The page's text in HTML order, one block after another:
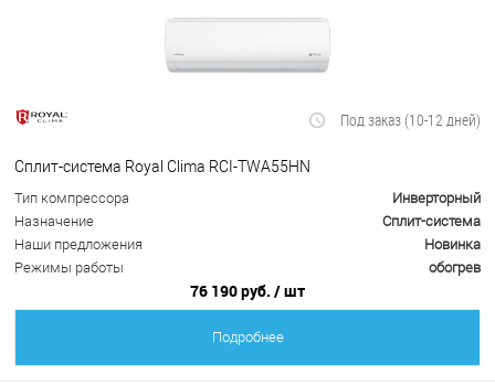
Под заказ (10-12 дней)
Сплит-система Royal Clima RCI-TWA55HN
Тип компрессора
Инверторный
Назначение
Сплит-система
Наши предложения
Новинка
Режимы работы
обогрев
76 190 руб. / шт
Подробнее